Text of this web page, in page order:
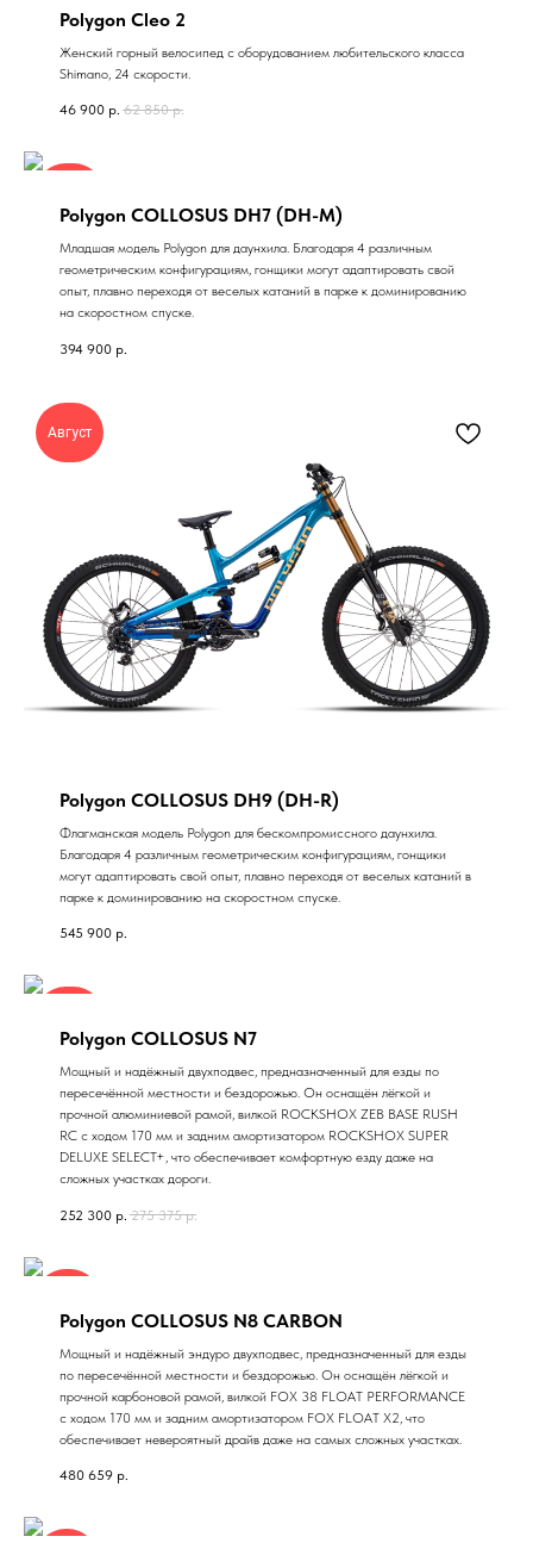
Polygon Cleo 2
Женский горный велосипед с оборудованием любительского класса
Shimano, 24 скорости.
46 900 р. 62 850 р.
Polygon COLLOSUS DH7 (DH-M)
Младшая модель Polygon для даунхила. Благодаря 4 различным
геометрическим конфигурациям, гонщики могут адаптировать свой
опыт, плавно переходя от веселых катаний в парке к доминированию
на скоростном спуске.​
394 900 р.
Август
Polygon COLLOSUS DH9 (DH-R)
Флагманская модель Polygon для бескомпромиссного даунхила.
Благодаря 4 различным геометрическим конфигурациям, гонщики
могут адаптировать свой опыт, плавно переходя от веселых катаний в
парке к доминированию на скоростном спуске.​
545 900 р.
Polygon COLLOSUS N7
Мощный и надёжный двухподвес, предназначенный для езды по
пересечённой местности и бездорожью. Он оснащён лёгкой и
прочной алюминиевой рамой, вилкой ROCKSHOX ZEB BASE RUSH
RC c ходом 170 мм и задним амортизатором ROCKSHOX SUPER
DELUXE SELECT+, что обеспечивает комфортную езду даже на
сложных участках дороги.
252 300 р. 275 375 р.
Polygon COLLOSUS N8 CARBON
Мощный и надёжный эндуро двухподвес, предназначенный для езды
по пересечённой местности и бездорожью. Он оснащён лёгкой и
прочной карбоновой рамой, вилкой FOX 38 FLOAT PERFORMANCE
c ходом 170 мм и задним амортизатором FOX FLOAT X2, что
обеспечивает невероятный драйв даже на самых сложных участках.
480 659 р.